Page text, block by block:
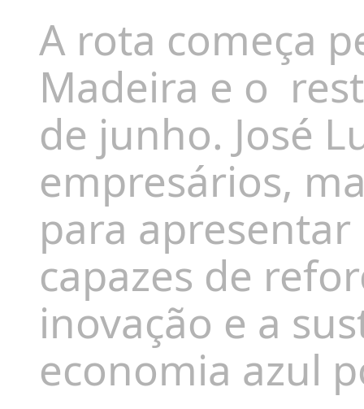
A rota começa
Madeira e o
de junho. José
empresários,
para
capazes de
inovação e a
economia azul